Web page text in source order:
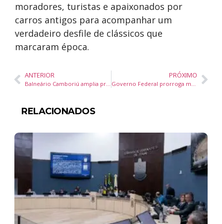
moradores, turistas e apaixonados por
carros antigos para acompanhar um
verdadeiro desfile de clássicos que
marcaram época.
ANTERIOR
Balneário Camboriú amplia presença no turismo de negócios durante a Feira EBS 2026 em São Paulo
PRÓXIMO
Governo Federal prorroga medidas para conter preços dos combustíveis e amplia subsídios ao diesel e gás de cozinha
RELACIONADOS